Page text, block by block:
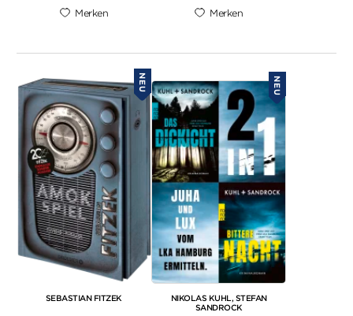
Merken Merken
NEU
SEBASTIAN FITZEK
NEU
NIKOLAS KUHL STEFAN
SANDROCK